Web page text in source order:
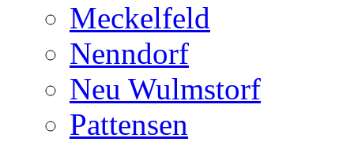
Meckelfeld
Nenndorf
Neu Wulmstorf
Pattensen